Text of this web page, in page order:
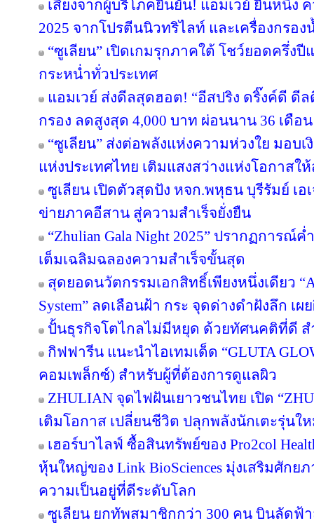
เสียงจากผู้บริโภคยืนยัน! แอมเวย์ ยืนหนึ่ง ค
2025 จากโปรตีนนิวทริไลท์ และเครื่องกรอง
“ซูเลียน” เปิดเกมรุกภาคใต้ โชว์ยอดครึ่ง
กระหน่ำทั่วประเทศ
แอมเวย์ ส่งดีลสุดฮอต! “อีสปริง ดริ๊งค์ดี ดี
กรอง ลดสูงสุด 4,000 บาท ผ่อนนาน 36 เดือน
“ซูเลียน” ส่งต่อพลังแห่งความห่วงใย มอ
แห่งประเทศไทย เติมแสงสว่างแห่งโอกาสใ
ซูเลียน เปิดตัวสุดปัง หจก.พหุธน บุรีรัมย์ เอ
ข่ายภาคอีสาน สู่ความสำเร็จยั่งยืน
“Zhulian Gala Night 2025” ปรากฏการณ์
เต็มเฉลิมฉลองความสำเร็จขั้นสุด
สุดยอดนวัตกรรมเอกสิทธิ์เพียงหนึ่งเดียว
System” ลดเลือนฝ้า กระ จุดด่างดำฝังลึก เ
ปั้นธุรกิจโตไกลไม่มีหยุด ด้วยทัศนคติที่ดี ส
กิฟฟารีน แนะนำไอเทมเด็ด “GLUTA
คอมเพล็กซ์) สำหรับผู้ที่ต้องการดูแลผิว
ZHULIAN จุดไฟฝันเยาวชนไทย เปิด
เติมโอกาส เปลี่ยนชีวิต ปลุกพลังนักเตะรุ่น
เฮอร์บาไลฟ์ ซื้อสินทรัพย์ของ Pro2col
หุ้นใหญ่ของ Link BioSciences มุ่งเสริมศัก
ความเป็นอยู่ที่ดีระดับโลก
ซูเลียน ยกทัพสมาชิกกว่า 300 คน บินลัดฟ้